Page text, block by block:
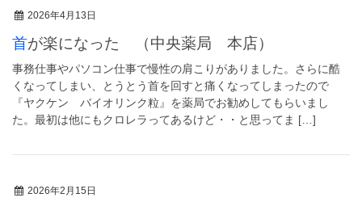
2026年4月13日
首が楽になった （中央薬局 本店）
事務仕事やパソコン仕事で慢性の肩こりがありました。さらに酷
くなってしまい、とうとう首を回すと痛くなってしまったので
『ヤクケン バイオリンク粒』を薬局でお勧めしてもらいまし
た。最初は他にもクロレラってあるけど・・と思ってま […]
2026年2月15日